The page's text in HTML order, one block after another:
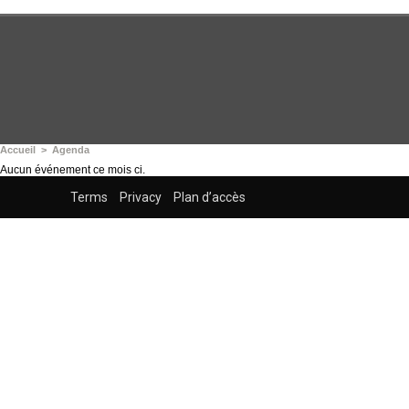
Accueil > Agenda
Aucun événement ce mois ci.
Terms Privacy Plan d’accès